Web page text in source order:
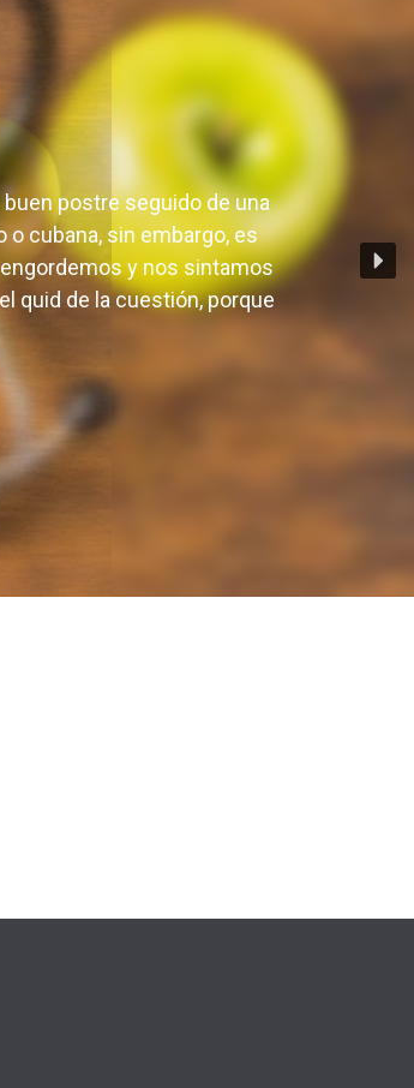
postre seguido de una
cubana, sin embargo, es
y nos sintamos
quid de la cuestión, porque